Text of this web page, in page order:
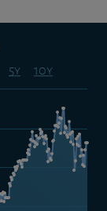
5y 10y